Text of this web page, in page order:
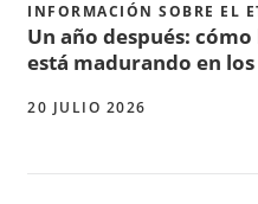
INFORMACIÓN SOBRE EL
Un año después:
está madurando en
20 JULIO 2026